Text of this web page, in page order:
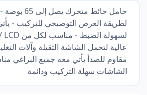
حامل حائط
لطريقة العرض التوضيحي للتركيب -
عالية لتحمل الشاشة الثقيلة وآلات
مقاوم للصدأ يأتي معه جميع البراغي
الشاشات سهلة التركيب ودائمة